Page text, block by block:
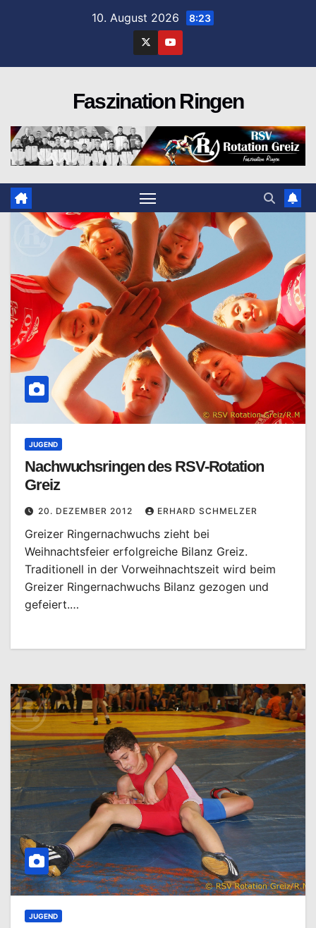
10. August 2026 8:23
Faszination Ringen
JUGEND
Nachwuchsringen des RSV-Rotation
Greiz
20. DEZEMBER 2012 ERHARD SCHMELZER
Greizer Ringernachwuchs zieht bei
Weihnachtsfeier erfolgreiche Bilanz Greiz.
Traditionell in der Vorweihnachtszeit wird beim
Greizer Ringernachwuchs Bilanz gezogen und
gefeiert.…
JUGEND